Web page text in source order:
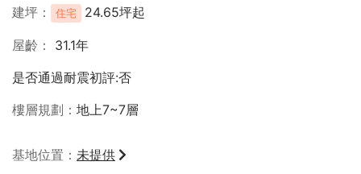
建坪
住宅 24.65坪起
屋齡
31.1年
是否通過耐震初評:否
樓層規劃
地上7~7層
基地位置
未提供